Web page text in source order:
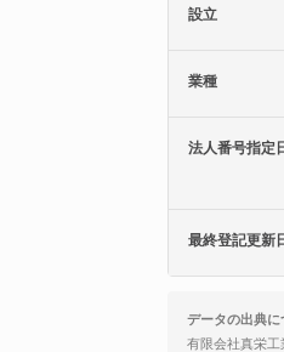
設立
業種
法人番号指定
最終登記更新
データの出典に
有限会社真栄工